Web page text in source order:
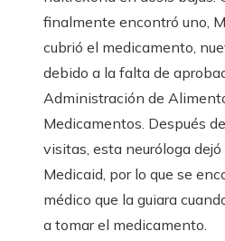
finalmente encontró uno,
cubrió el medicamento,
debido a la falta de
Administración de
Medicamentos. Después
visitas, esta neuróloga
Medicaid, por lo que se
médico que la guiara
a tomar el medicamento.